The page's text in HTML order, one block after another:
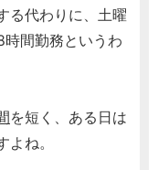
る代わりに、土曜
間勤務というわ
を短く、ある日は
ね。